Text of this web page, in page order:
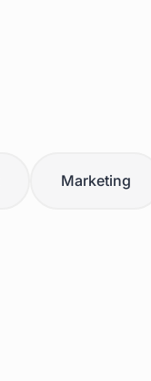
Marketing